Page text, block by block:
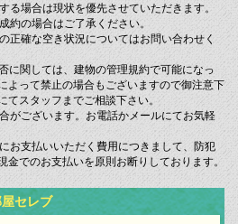
場合は現状を優先させていただきます。
の場合はご了承ください。
正確な空き状況についてはお問い合わせく
に関しては、建物の管理規約で可能になっ
よって禁止の場合もございますので御注意下
てスタッフまでご相談下さい。
がございます。お電話かメールにてお気軽
お支払いいただく費用につきまして、防犯
金でのお支払いを原則お断りしております。
セレブ